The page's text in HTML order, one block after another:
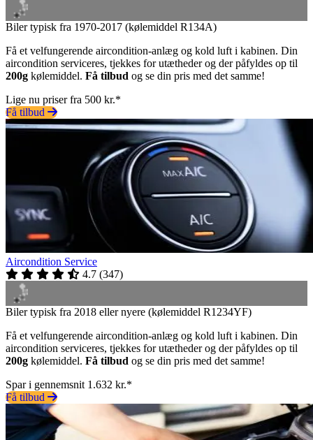
Biler typisk fra 1970-2017 (kølemiddel R134A)
Få et velfungerende aircondition-anlæg og kold luft i kabinen. Din
aircondition serviceres, tjekkes for utætheder og der påfyldes op til
200g kølemiddel. Få tilbud og se din pris med det samme!
Lige nu priser fra 500 kr.*
Få tilbud
Aircondition Service
4.7 (347)
Biler typisk fra 2018 eller nyere (kølemiddel R1234YF)
Få et velfungerende aircondition-anlæg og kold luft i kabinen. Din
aircondition serviceres, tjekkes for utætheder og der påfyldes op til
200g kølemiddel. Få tilbud og se din pris med det samme!
Spar i gennemsnit 1.632 kr.*
Få tilbud